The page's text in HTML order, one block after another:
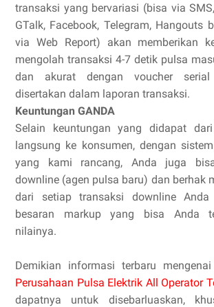
transaksi yang bervariasi (bisa via
GTalk, Facebook, Telegram, Hangouts
via Web Report) akan memberikan
mengolah transaksi 4-7 detik pulsa
dan akurat dengan voucher
disertakan dalam laporan transaksi.
Keuntungan GANDA
Selain keuntungan yang didapat
langsung ke konsumen, dengan
yang kami rancang, Anda juga
downline (agen pulsa baru) dan berhak
dari setiap transaksi downline Anda
besaran markup yang bisa Anda
nilainya.
Demikian informasi terbaru mengenai
Perusahaan Pulsa Elektrik All Operator
dapatnya untuk disebarluaskan,